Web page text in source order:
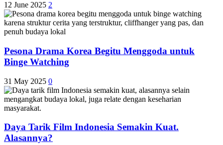
12 June 2025 2
Pesona Drama Korea Begitu Menggoda untuk
Binge Watching
31 May 2025 0
Daya Tarik Film Indonesia Semakin Kuat.
Alasannya?